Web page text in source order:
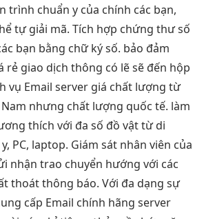
trình chuẩn y của chính các bạn,
tự giải mã. Tích hợp chứng thư số
bạn bằng chữ ký số. bảo đảm
rẻ giao dịch thông có lẽ sẽ đến hộp
vụ Email server giá chất lượng từ
nhưng chất lượng quốc tế. làm
thích với đa số đồ vật từ di
PC, laptop. Giám sát nhân viên của
nhận trao chuyển hướng với các
thoát thông báo. Với đa dạng sự
cấp Email chính hãng server